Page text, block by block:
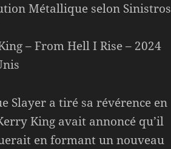
Métallique selon Sinistros
– From Hell I Rise – 2024
Slayer a tiré sa révérence en
King avait annoncé qu’il
en formant un nouveau